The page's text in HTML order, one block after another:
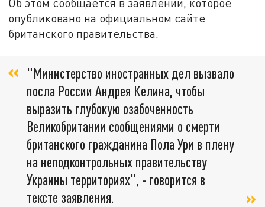
опубликовано на официальном сайте
британского правительства.
"Министерство иностранных дел вызвало
посла России Андрея Келина, чтобы
выразить глубокую озабоченность
Великобритании сообщениями о смерти
британского гражданина Пола Ури в плену
на неподконтрольных правительству
Украины территориях", - говорится в
тексте заявления.